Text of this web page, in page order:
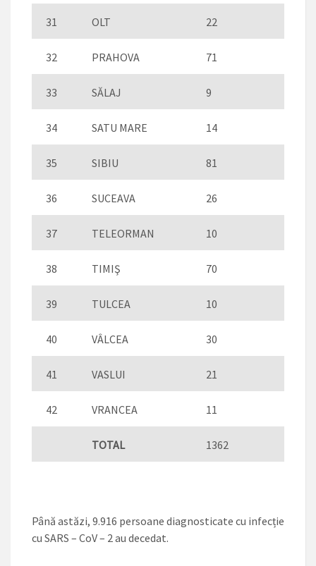
31 OLT 22
32 PRAHOVA 71
33 SĂLAJ 9
34 SATU MARE 14
35 SIBIU 81
36 SUCEAVA 26
37 TELEORMAN 10
38 TIMIŞ 70
39 TULCEA 10
40 VÂLCEA 30
41 VASLUI 21
42 VRANCEA 11
TOTAL 1362
Până astăzi, 9.916 persoane diagnosticate cu infecție
cu SARS – CoV – 2 au decedat.